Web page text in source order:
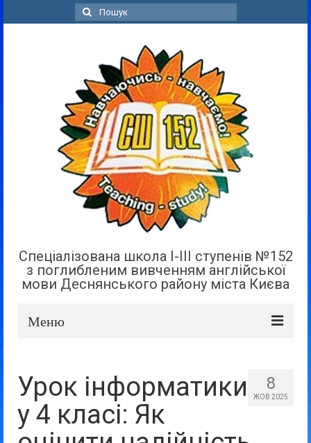
Пошук
для:
Спеціалізована школа І-ІІІ ступенів №152
з поглибленим вивченням англійської
мови Деснянського району міста Києва
Меню
Дошка оголошень
Батькам та учням
8
ЖОВ 2025
Урок інформатики
у 4 класі: Як